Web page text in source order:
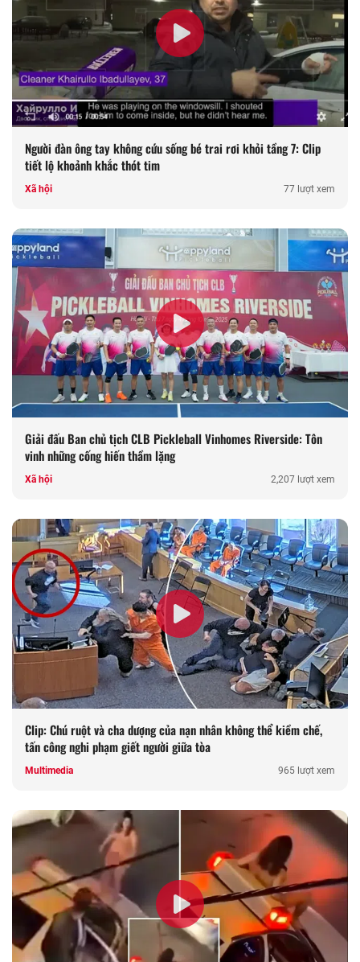
Người đàn ông tay không cứu sống bé trai rơi khỏi tầng 7: Clip
tiết lộ khoảnh khắc thót tim
Xã hội 77 lượt xem
Giải đấu Ban chủ tịch CLB Pickleball Vinhomes Riverside: Tôn
vinh những cống hiến thầm lặng
Xã hội 2,207 lượt xem
Clip: Chú ruột và cha dượng của nạn nhân không thể kiềm chế,
tấn công nghi phạm giết người giữa tòa
Multimedia 965 lượt xem